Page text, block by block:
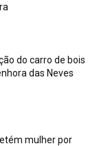
do carro de bois
das Neves
mulher por